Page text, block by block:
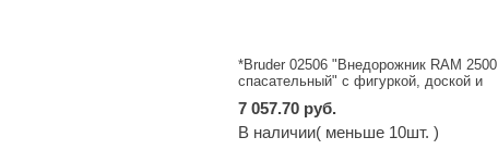
*Bruder 02506 "Внедорожник RAM 2500
спасательный" с фигуркой, доской и
7 057.70 руб.
В наличии( меньше 10шт. )